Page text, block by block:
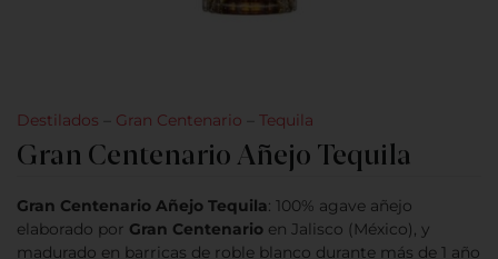
Destilados Gran Centenario Tequila
Gran Centenario Añejo Tequila
Gran Centenario Añejo Tequila: 100% agave añejo
elaborado por Gran Centenario en Jalisco (México), y
madurado en barricas de roble blanco durante más de 1 año